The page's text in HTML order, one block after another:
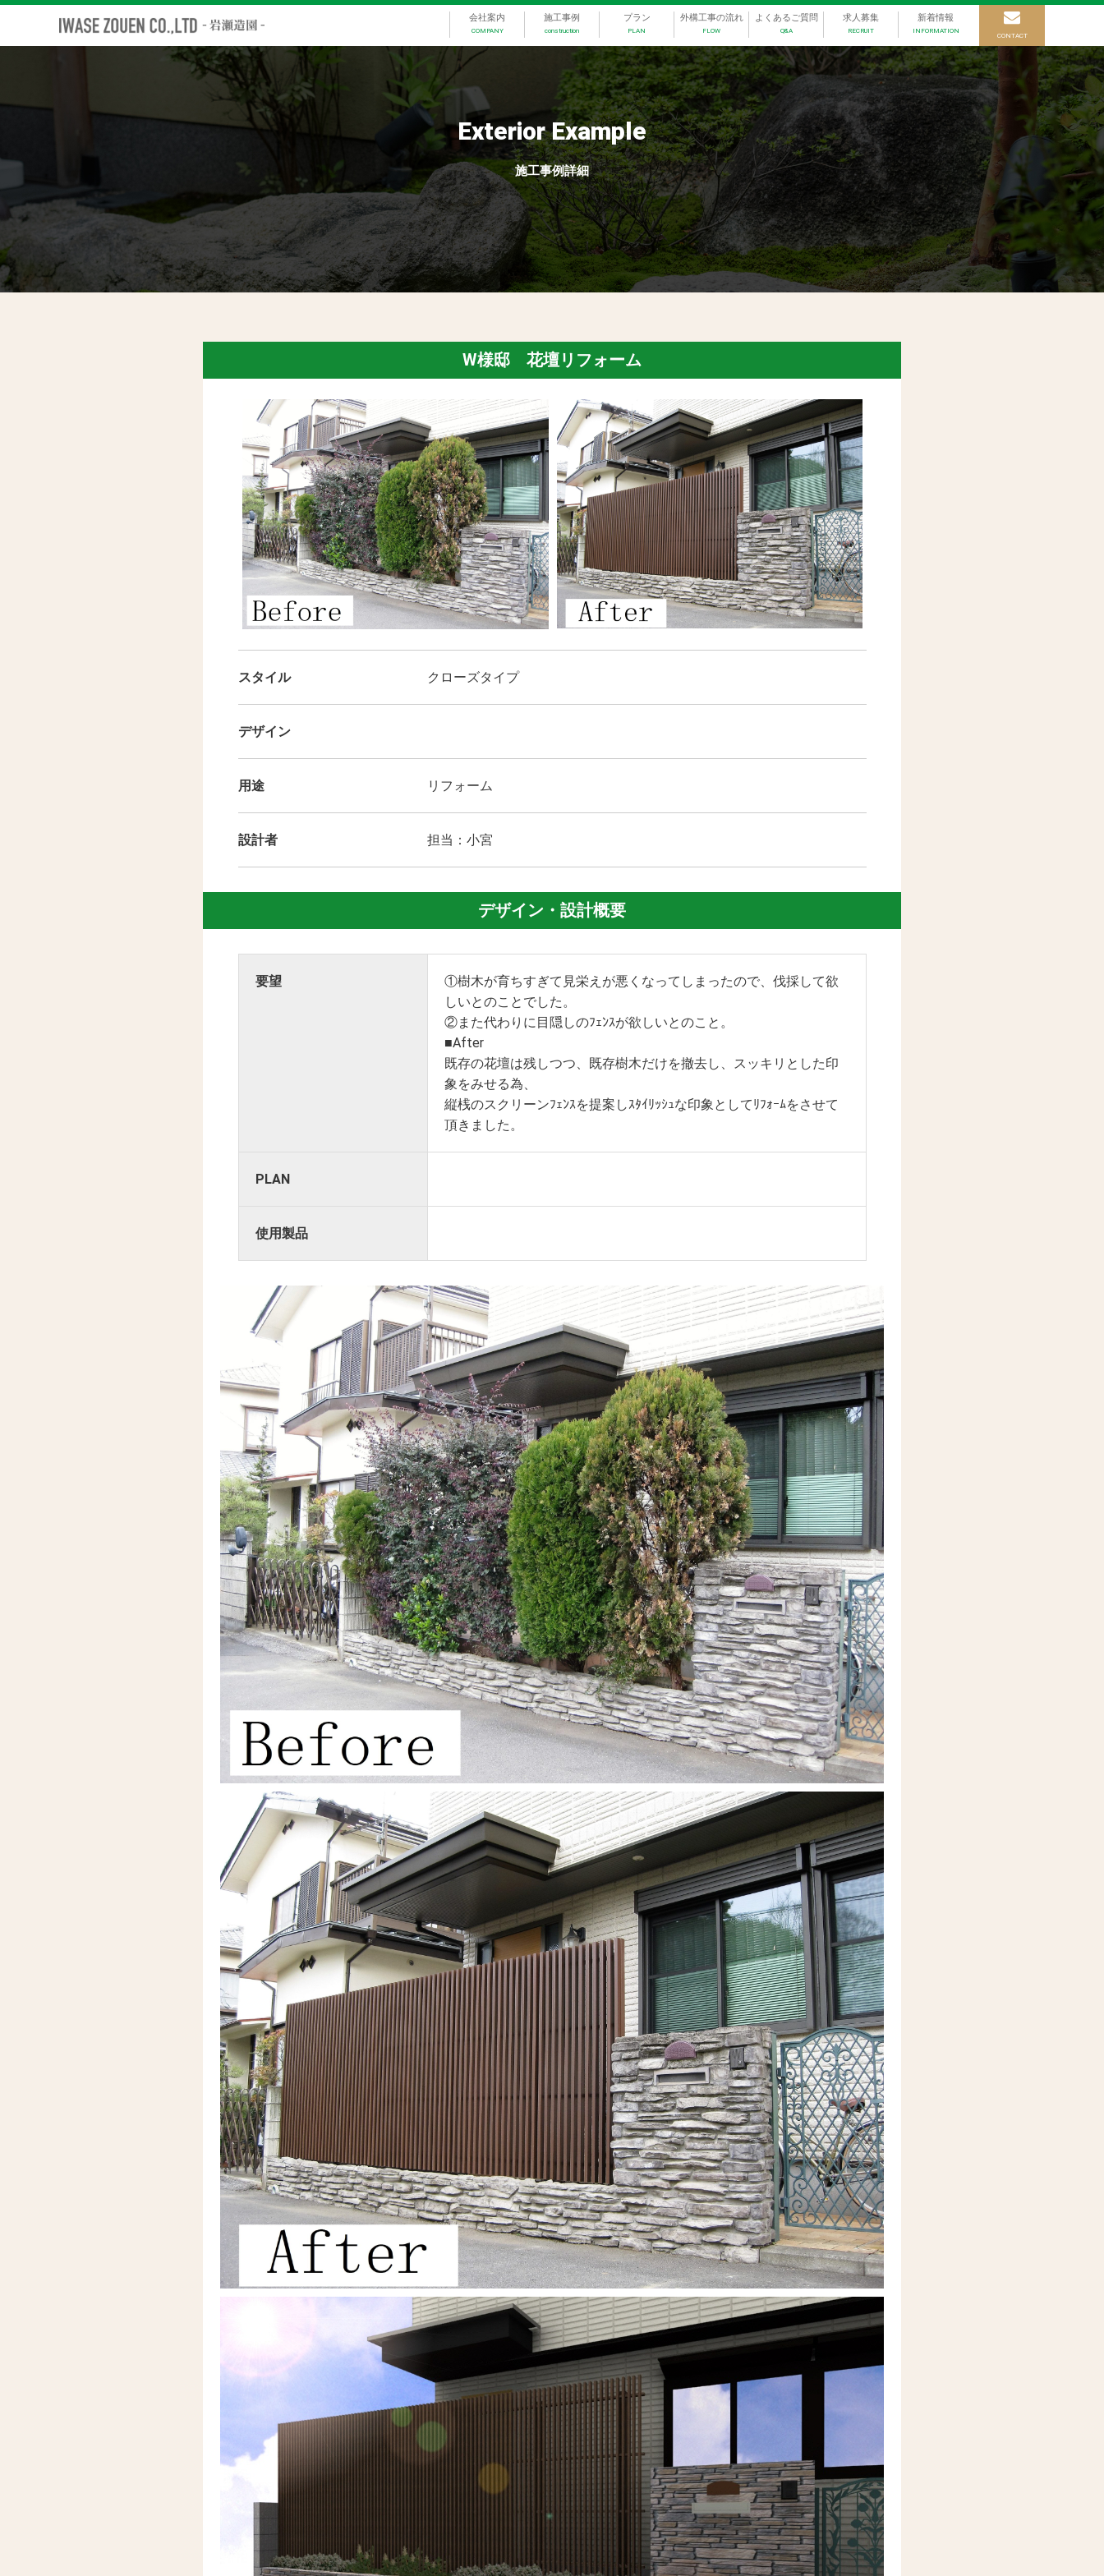
CONTACT
会社案内
COMPANY
施工事例
construction
プラン
PLAN
外構工事の流れ
FLOW
よくあるご質問
Q&A
求人募集
RECRUIT
新着情報
INFORMATION
Exterior Example
施工事例詳細
W様邸 花壇リフォーム
スタイル クローズタイプ
デザイン
用途 リフォーム
設計者 担当：小宮
デザイン・設計概要
要望
①樹木が育ちすぎて見栄えが悪くなってしまったので、伐採して欲
しいとのことでした。
②また代わりに目隠しのﾌｪﾝｽが欲しいとのこと。
■After
既存の花壇は残しつつ、既存樹木だけを撤去し、スッキリとした印
象をみせる為、
縦桟のスクリーンﾌｪﾝｽを提案しｽﾀｲﾘｯｼｭな印象としてﾘﾌｫｰﾑをさせて
頂きました。
PLAN
使用製品